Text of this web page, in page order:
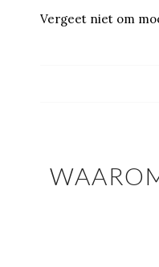
Vergeet niet om